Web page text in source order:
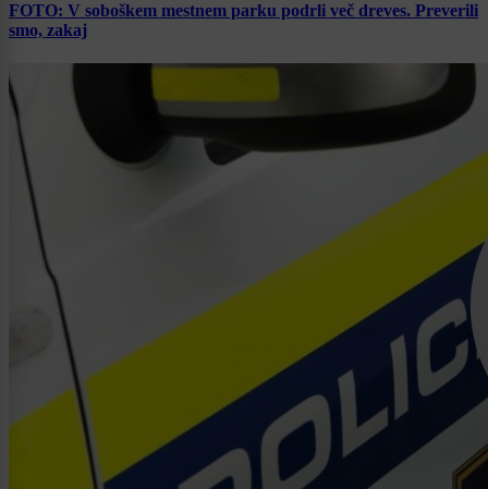
FOTO: V soboškem mestnem parku podrli več dreves. Preverili
smo, zakaj